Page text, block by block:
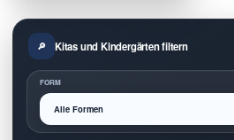
Kitas und Kindergärten filtern
FORM